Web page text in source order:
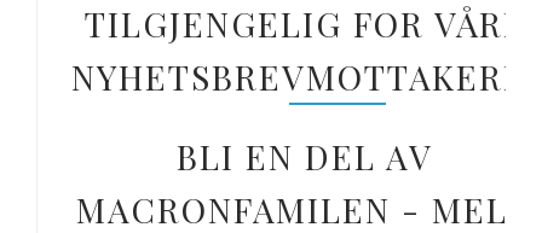
TILGJENGELIG FOR VÅRE
NYHETSBREVMOTTAKERE.
BLI EN DEL AV
MACRONFAMILEN - MELD